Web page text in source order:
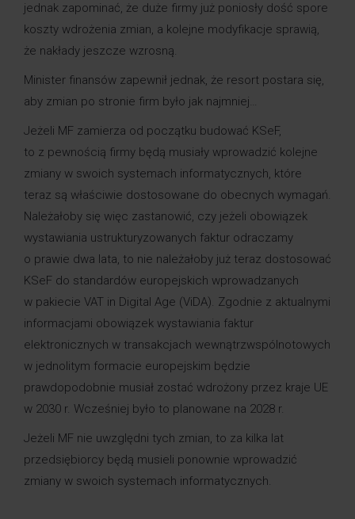
jednak zapominać, że duże firmy już poniosły dość spore
koszty wdrożenia zmian, a kolejne modyfikacje sprawią,
że nakłady jeszcze wzrosną.
Minister finansów zapewnił jednak, że resort postara się,
aby zmian po stronie firm było jak najmniej…
Jeżeli MF zamierza od początku budować KSeF,
to z pewnością firmy będą musiały wprowadzić kolejne
zmiany w swoich systemach informatycznych, które
teraz są właściwie dostosowane do obecnych wymagań.
Należałoby się więc zastanowić, czy jeżeli obowiązek
wystawiania ustrukturyzowanych faktur odraczamy
o prawie dwa lata, to nie należałoby już teraz dostosować
KSeF do standardów europejskich wprowadzanych
w pakiecie VAT in Digital Age (ViDA). Zgodnie z aktualnymi
informacjami obowiązek wystawiania faktur
elektronicznych w transakcjach wewnątrzwspólnotowych
w jednolitym formacie europejskim będzie
prawdopodobnie musiał zostać wdrożony przez kraje UE
w 2030 r. Wcześniej było to planowane na 2028 r.
Jeżeli MF nie uwzględni tych zmian, to za kilka lat
przedsiębiorcy będą musieli ponownie wprowadzić
zmiany w swoich systemach informatycznych.